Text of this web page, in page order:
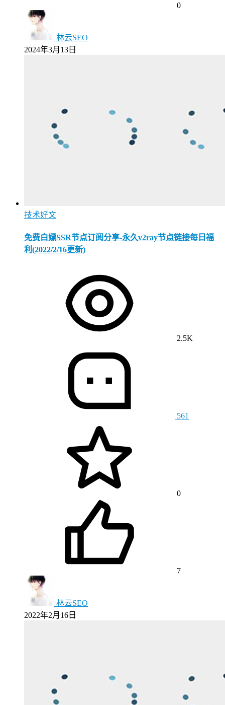
0
林云SEO
2024年3月13日
技术好文
免费白嫖SSR节点订阅分享-永久v2ray节点链接每日福
利(2022/2/16更新)
2.5K
561
0
7
林云SEO
2022年2月16日